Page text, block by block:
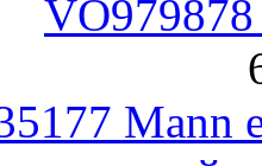
VO979878